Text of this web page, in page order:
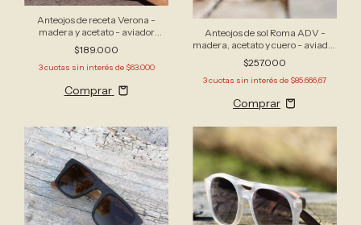
Anteojos de receta Verona -
madera y acetato - aviador
redondeado
$189.000
3cuotas sin interés de $63.000
Comprar
Anteojos de sol Roma ADV -
madera, acetato y cuero - aviador
grande
$257.000
3cuotas sin interés de $85.666,67